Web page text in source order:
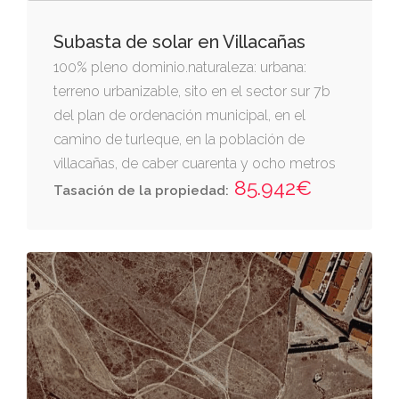
Subasta de solar en Villacañas
100% pleno dominio.naturaleza: urbana:
terreno urbanizable, sito en el sector sur 7b
del plan de ordenación municipal, en el
camino de turleque, en la población de
villacañas, de caber cuarenta y ocho metros
cuadrados (48 m2). linda: norte, camino
referencia catastral 9860021vj6896s0001iy
junto con la registral 35311.
Tasación de la propiedad: 85.942€